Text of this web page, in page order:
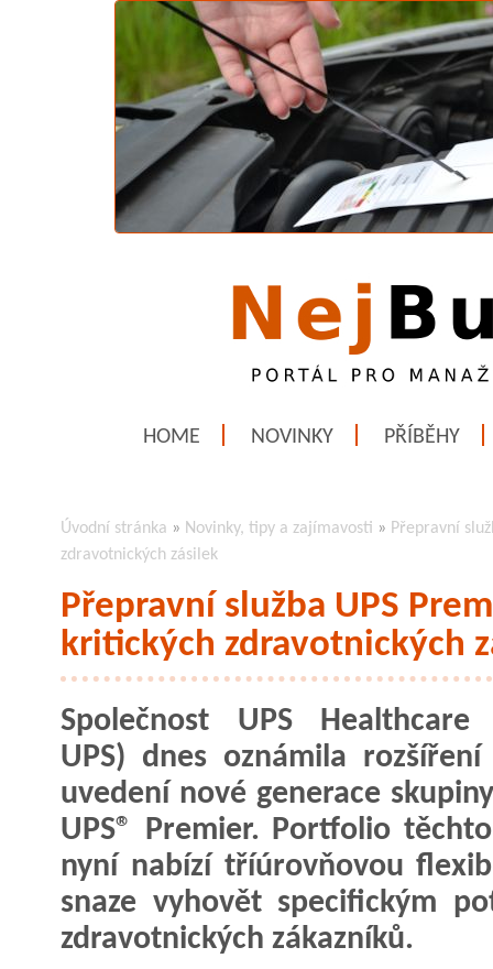
HOME NOVINKY PŘÍBĚHY
Úvodní stránka » Novinky, tipy a zajímavosti » Přepravní
zdravotnických zásilek
Přepravní služba UPS
kritických zdravotnických
Společnost UPS Healthcare
UPS) dnes oznámila
uvedení nové generace
UPS® Premier. Portfolio
nyní nabízí tříúrovňovou
snaze vyhovět specifickým
zdravotnických zákazníků.